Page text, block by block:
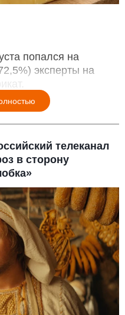
попался на
эксперты на
телеканал
в сторону